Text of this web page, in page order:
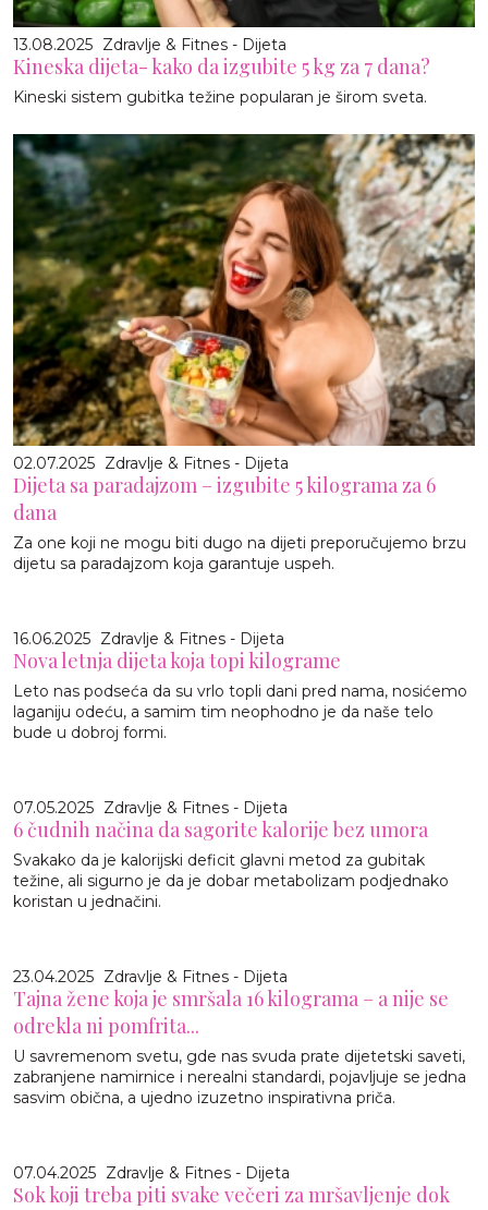
13.08.2025 Zdravlje & Fitnes - Dijeta
Kineska dijeta- kako da izgubite 5 kg za 7 dana?
Kineski sistem gubitka težine popularan je širom sveta.
02.07.2025 Zdravlje & Fitnes - Dijeta
Dijeta sa paradajzom – izgubite 5 kilograma za 6
dana
Za one koji ne mogu biti dugo na dijeti preporučujemo brzu
dijetu sa paradajzom koja garantuje uspeh.
16.06.2025 Zdravlje & Fitnes - Dijeta
Nova letnja dijeta koja topi kilograme
Leto nas podseća da su vrlo topli dani pred nama, nosićemo
laganiju odeću, a samim tim neophodno je da naše telo
bude u dobroj formi.
07.05.2025 Zdravlje & Fitnes - Dijeta
6 čudnih načina da sagorite kalorije bez umora
Svakako da je kalorijski deficit glavni metod za gubitak
težine, ali sigurno je da je dobar metabolizam podjednako
koristan u jednačini.
23.04.2025 Zdravlje & Fitnes - Dijeta
Tajna žene koja je smršala 16 kilograma – a nije se
odrekla ni pomfrita...
U savremenom svetu, gde nas svuda prate dijetetski saveti,
zabranjene namirnice i nerealni standardi, pojavljuje se jedna
sasvim obična, a ujedno izuzetno inspirativna priča.
07.04.2025 Zdravlje & Fitnes - Dijeta
Sok koji treba piti svake večeri za mršavljenje dok